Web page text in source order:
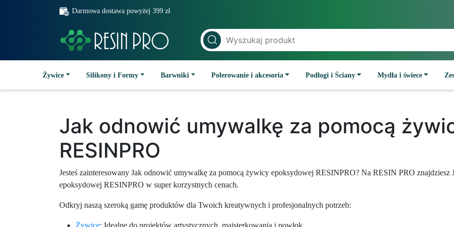
Darmowa dostawa powyżej 399 zł
Żywice Silikony i Formy Barwniki Polerowanie i akcesoria Podłogi i Ściany Mydła i świece
Jak odnowić umywalkę za pomocą
RESINPRO
Jesteś zainteresowany Jak odnowić umywalkę za pomocą żywicy epoksydowej RESINPRO? Na RESIN PRO
epoksydowej RESINPRO w super korzystnych cenach.
Odkryj naszą szeroką gamę produktów dla Twoich kreatywnych i profesjonalnych potrzeb: